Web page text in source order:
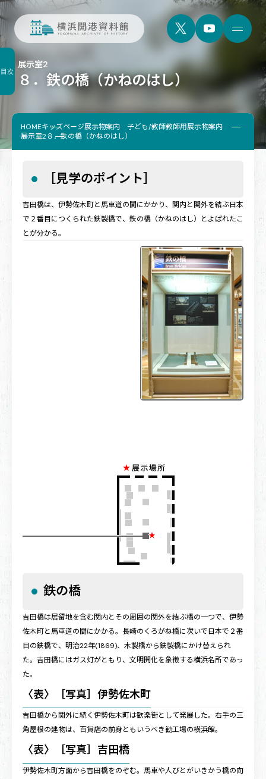
８．鉄の橋（かねのはし）
展示室2
HOMEキッズページ展示物案内 子ども/教師教師用展示物案内
展示室2８．鉄の橋（かねのはし）
［見学のポイント］
吉田橋は、伊勢佐木町と馬車道の間にかかり、関内と関外を結ぶ日本
で２番目につくられた鉄製橋で、鉄の橋（かねのはし）とよばれたこ
とが分かる。
鉄の橋
吉田橋は居留地を含む関内とその周囲の関外を結ぶ橋の一つで、伊勢
佐木町と馬車道の間にかかる。長崎のくろがね橋に次いで日本で２番
目の鉄橋で、明治22年(1869)、木製橋から鉄製橋にかけ替えられ
た。吉田橋にはガス灯がともり、文明開化を象徴する横浜名所であっ
た。
〈表〉［写真］伊勢佐木町
吉田橋から関外に続く伊勢佐木町は歓楽街として発展した。右手の三
角屋根の建物は、百貨店の前身ともいうべき勧工場の横浜館。
〈表〉［写真］吉田橋
伊勢佐木町方面から吉田橋をのぞむ。馬車や人びとがいきかう橋の向
目次